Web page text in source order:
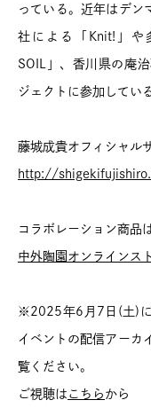
っている。近年はデン
社による「Knit!」や
SOIL」、香川県の庵
ジェクトに参加している
藤城成貴オフィシャル
http://
コラボレーション商
中外陶園オンラインス
※2025年6月7日(土)に
イベントの配信アーカ
覧ください。
ご視聴は こちら から